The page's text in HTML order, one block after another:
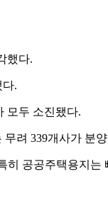
했다.
.
모두 소진됐다.
려 339개사가 분
공공주택용지는